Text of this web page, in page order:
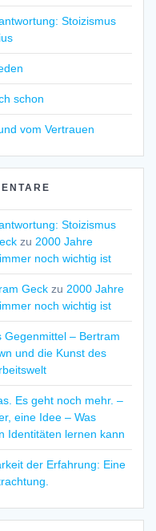
Stoizismus
schon
vom Vertrauen
Stoizismus
zu 2000 Jahre
noch wichtig ist
Geckzu 2000 Jahre
noch wichtig ist
Gegenmittel – Bertram
und die Kunst des
Es geht noch mehr. –
eine Idee – Was
Identitäten lernen kann
der Erfahrung: Eine